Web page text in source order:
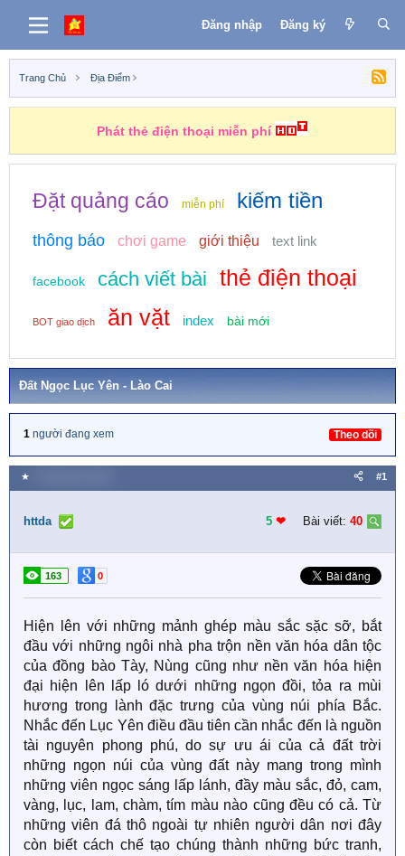
Đăng nhập Đăng ký
Trang Chủ Địa Điểm
Phát thẻ điện thoại miễn phí
Đặt quảng cáo miễn phí kiếm tiền
thông báo chơi game giới thiệu text link
facebook cách viết bài thẻ điện thoại
BOT giao dịch ăn vặt index bài mới
Đất Ngọc Lục Yên - Lào Cai
1 người đang xem Theo dõi
★ #1
httda 5 ❤︎ Bài viết: 40
163 0
Hiện lên với những mảnh ghép màu sắc sặc sỡ, bắt
đầu với những ngôi nhà pha trộn nền văn hóa dân tộc
của đồng bào Tày, Nùng cũng như nền văn hóa hiện
đại hiện lên lấp ló dưới những ngọn đồi, tỏa ra mùi
hương trong lành đặc trưng của vùng núi phía Bắc.
Nhắc đến Lục Yên điều đầu tiên cần nhắc đến là nguồn
tài nguyên phong phú, do sự ưu ái của cả đất trời
những ngọn núi của vùng đất này mang trong mình
những viên ngọc sáng lấp lánh, đầy màu sắc, đỏ, cam,
vàng, lục, lam, chàm, tím màu nào cũng đều có cả. Từ
những viên đá thô ngoài tự nhiên người dân nơi đây
còn biết cách chế tạo chúng thành những bức tranh,